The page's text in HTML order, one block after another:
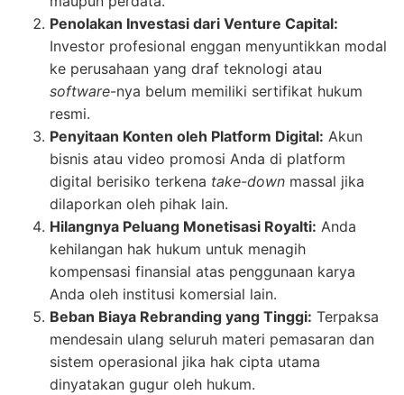
Penolakan Investasi dari Venture Capital:
Investor profesional enggan menyuntikkan modal
ke perusahaan yang draf teknologi atau
software-nya belum memiliki sertifikat hukum
resmi.
Penyitaan Konten oleh Platform Digital: Akun
bisnis atau video promosi Anda di platform
digital berisiko terkena take-down massal jika
dilaporkan oleh pihak lain.
Hilangnya Peluang Monetisasi Royalti: Anda
kehilangan hak hukum untuk menagih
kompensasi finansial atas penggunaan karya
Anda oleh institusi komersial lain.
Beban Biaya Rebranding yang Tinggi: Terpaksa
mendesain ulang seluruh materi pemasaran dan
sistem operasional jika hak cipta utama
dinyatakan gugur oleh hukum.